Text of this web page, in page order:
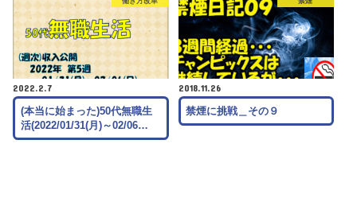
2022.2.7
(本当に始まった)50代無職生
活(2022/01/31(月)～02/06…
2018.11.26
禁煙に挑戦＿その９